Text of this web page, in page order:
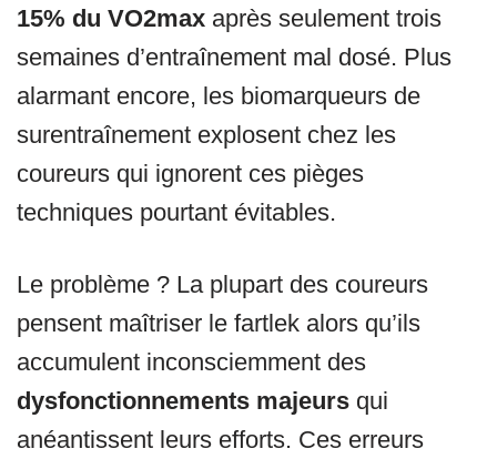
15% du VO2max après seulement trois
semaines d’entraînement mal dosé. Plus
alarmant encore, les biomarqueurs de
surentraînement explosent chez les
coureurs qui ignorent ces pièges
techniques pourtant évitables.
Le problème ? La plupart des coureurs
pensent maîtriser le fartlek alors qu’ils
accumulent inconsciemment des
dysfonctionnements majeurs qui
anéantissent leurs efforts. Ces erreurs